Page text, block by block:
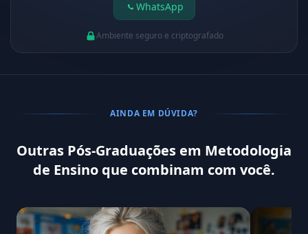
WhatsApp
Ambiente seguro e criptografado
AINDA EM DÚVIDA?
Outras Pós-Graduações em Metodologia
de Ensino que combinam com você.